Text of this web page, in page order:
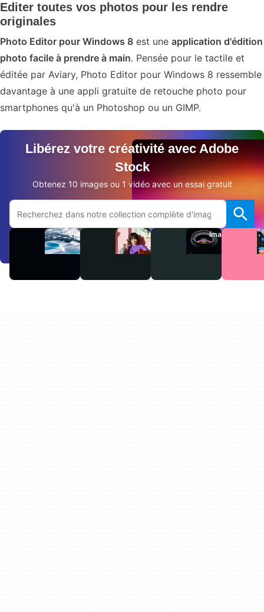
Editer toutes vos photos pour les rendre
originales
Photo Editor pour Windows 8 est une application d'édition
photo facile à prendre à main. Pensée pour le tactile et
éditée par Aviary, Photo Editor pour Windows 8 ressemble
davantage à une appli gratuite de retouche photo pour
smartphones qu'à un Photoshop ou un GIMP.
Libérez votre créativité avec Adobe
Stock
Obtenez 10 images ou 1 vidéo avec un essai gratuit
Rechercher sur le site Adobe.com
Vidéos Audio Images